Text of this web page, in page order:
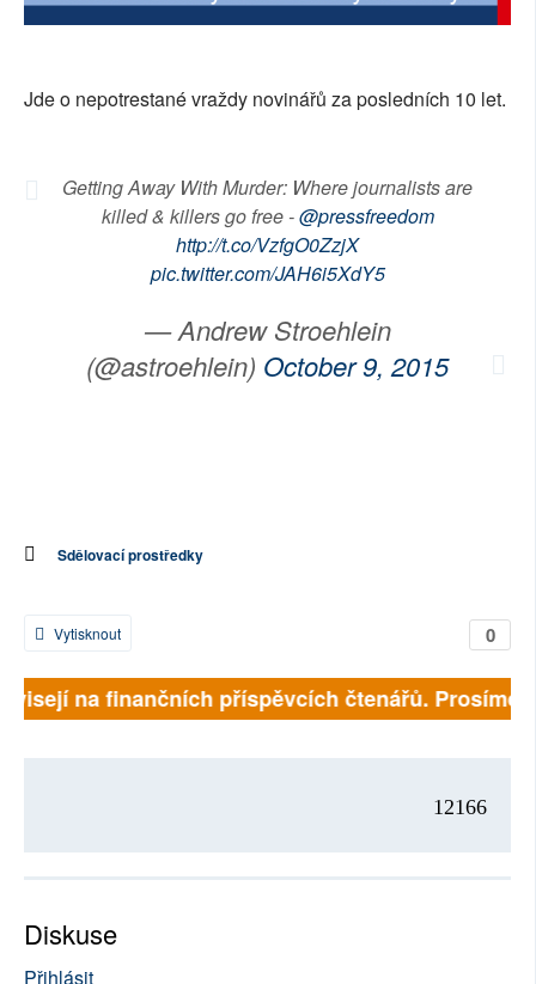
SOCIÁLNÍ SÍTĚ
Jde o nepotrestané vraždy novinářů za posledních 10 let.
Getting Away With Murder: Where journalists are
killed & killers go free -@pressfreedom
http://t.co/VzfgO0ZzjX
pic.twitter.com/JAH6i5XdY5
— Andrew Stroehlein
(@astroehlein) October 9, 2015
Sdělovací prostředky
0
Vytisknout
na finančních příspěvcích čtenářů. Prosíme,
12166
Diskuse
Přihlásit